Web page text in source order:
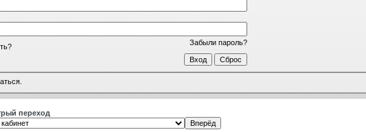
Забыли пароль?
переход